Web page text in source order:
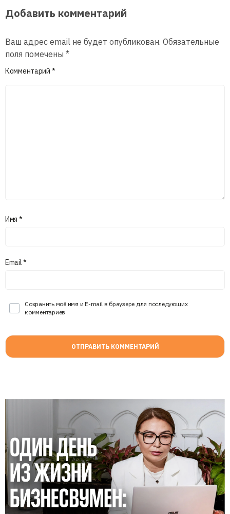
Добавить комментарий
Ваш адрес email не будет опубликован. Обязательные
поля помечены *
Комментарий *
Имя *
Email*
Сохранить моё имя и E-mail в браузере для последующих
комментариев